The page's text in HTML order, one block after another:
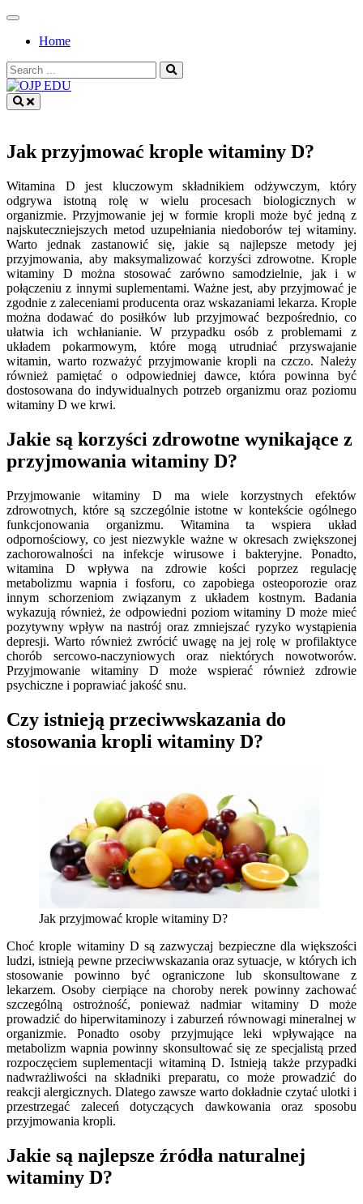
Skip
contentHome
Search
for:
Jak przyjmować krople witaminy D?
Witamina D jest kluczowym składnikiem odżywczym, który
odgrywa istotną rolę w wielu procesach biologicznych w
organizmie. Przyjmowanie jej w formie kropli może być jedną z
najskuteczniejszych metod uzupełniania niedoborów tej witaminy.
Warto jednak zastanowić się, jakie są najlepsze metody jej
przyjmowania, aby maksymalizować korzyści zdrowotne. Krople
witaminy D można stosować zarówno samodzielnie, jak i w
połączeniu z innymi suplementami. Ważne jest, aby przyjmować je
zgodnie z zaleceniami producenta oraz wskazaniami lekarza. Krople
można dodawać do posiłków lub przyjmować bezpośrednio, co
ułatwia ich wchłanianie. W przypadku osób z problemami z
układem pokarmowym, które mogą utrudniać przyswajanie
witamin, warto rozważyć przyjmowanie kropli na czczo. Należy
również pamiętać o odpowiedniej dawce, która powinna być
dostosowana do indywidualnych potrzeb organizmu oraz poziomu
witaminy D we krwi.
Jakie są korzyści zdrowotne wynikające z
przyjmowania witaminy D?
Przyjmowanie witaminy D ma wiele korzystnych efektów
zdrowotnych, które są szczególnie istotne w kontekście ogólnego
funkcjonowania organizmu. Witamina ta wspiera układ
odpornościowy, co jest niezwykle ważne w okresach zwiększonej
zachorowalności na infekcje wirusowe i bakteryjne. Ponadto,
witamina D wpływa na zdrowie kości poprzez regulację
metabolizmu wapnia i fosforu, co zapobiega osteoporozie oraz
innym schorzeniom związanym z układem kostnym. Badania
wykazują również, że odpowiedni poziom witaminy D może mieć
pozytywny wpływ na nastrój oraz zmniejszać ryzyko wystąpienia
depresji. Warto również zwrócić uwagę na jej rolę w profilaktyce
chorób sercowo-naczyniowych oraz niektórych nowotworów.
Przyjmowanie witaminy D może wspierać również zdrowie
psychiczne i poprawiać jakość snu.
Czy istnieją przeciwwskazania do
stosowania kropli witaminy D?
Jak przyjmować krople witaminy D?
Choć krople witaminy D są zazwyczaj bezpieczne dla większości
ludzi, istnieją pewne przeciwwskazania oraz sytuacje, w których ich
stosowanie powinno być ograniczone lub skonsultowane z
lekarzem. Osoby cierpiące na choroby nerek powinny zachować
szczególną ostrożność, ponieważ nadmiar witaminy D może
prowadzić do hiperwitaminozy i zaburzeń równowagi mineralnej w
organizmie. Ponadto osoby przyjmujące leki wpływające na
metabolizm wapnia powinny skonsultować się ze specjalistą przed
rozpoczęciem suplementacji witaminą D. Istnieją także przypadki
nadwrażliwości na składniki preparatu, co może prowadzić do
reakcji alergicznych. Dlatego zawsze warto dokładnie czytać ulotki i
przestrzegać zaleceń dotyczących dawkowania oraz sposobu
przyjmowania kropli.
Jakie są najlepsze źródła naturalnej
witaminy D?